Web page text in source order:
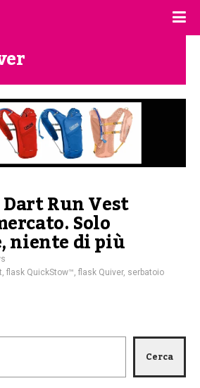
Run Vest
Solo
niente di più
flask QuickStow™ flask Quiver, serbatoio
Cerca